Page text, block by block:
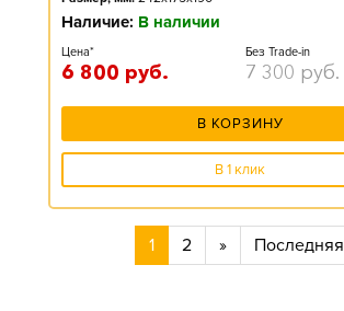
Наличие: В наличии
Цена*
6 800 руб.
Без Trade-in
7 300 руб.
В КОРЗИНУ
В 1 клик
1 2 » Последняя